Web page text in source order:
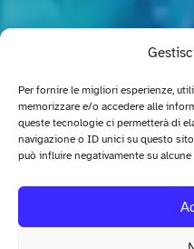
Per fornire le migliori esperienze,
memorizzare e/o accedere alle
queste tecnologie ci permetterà di
navigazione o ID unici su questo
può influire negativamente su